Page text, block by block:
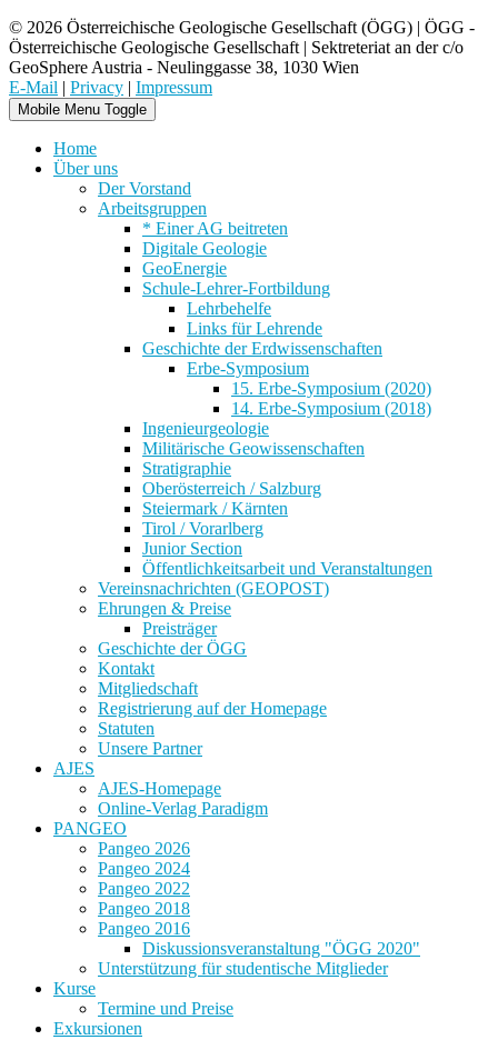
© 2026 Österreichische Geologische Gesellschaft (ÖGG) | ÖGG -
Österreichische Geologische Gesellschaft | Sektreteriat an der c/o
GeoSphere Austria - Neulinggasse 38, 1030 Wien
E-Mail | Privacy | Impressum
Mobile Menu Toggle
Home
Über uns
Der Vorstand
Arbeitsgruppen
* Einer AG beitreten
Digitale Geologie
GeoEnergie
Schule-Lehrer-Fortbildung
Lehrbehelfe
Links für Lehrende
Geschichte der Erdwissenschaften
Erbe-Symposium
15. Erbe-Symposium (2020)
14. Erbe-Symposium (2018)
Ingenieurgeologie
Militärische Geowissenschaften
Stratigraphie
Oberösterreich / Salzburg
Steiermark / Kärnten
Tirol / Vorarlberg
Junior Section
Öffentlichkeitsarbeit und Veranstaltungen
Vereinsnachrichten (GEOPOST)
Ehrungen & Preise
Preisträger
Geschichte der ÖGG
Kontakt
Mitgliedschaft
Registrierung auf der Homepage
Statuten
Unsere Partner
AJES
AJES-Homepage
Online-Verlag Paradigm
PANGEO
Pangeo 2026
Pangeo 2024
Pangeo 2022
Pangeo 2018
Pangeo 2016
Diskussionsveranstaltung "ÖGG 2020"
Unterstützung für studentische Mitglieder
Kurse
Termine und Preise
Exkursionen